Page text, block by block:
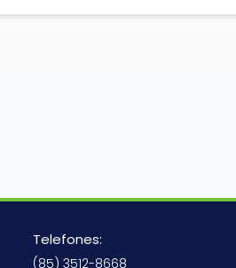
Telefones:
(85) 3512-8668